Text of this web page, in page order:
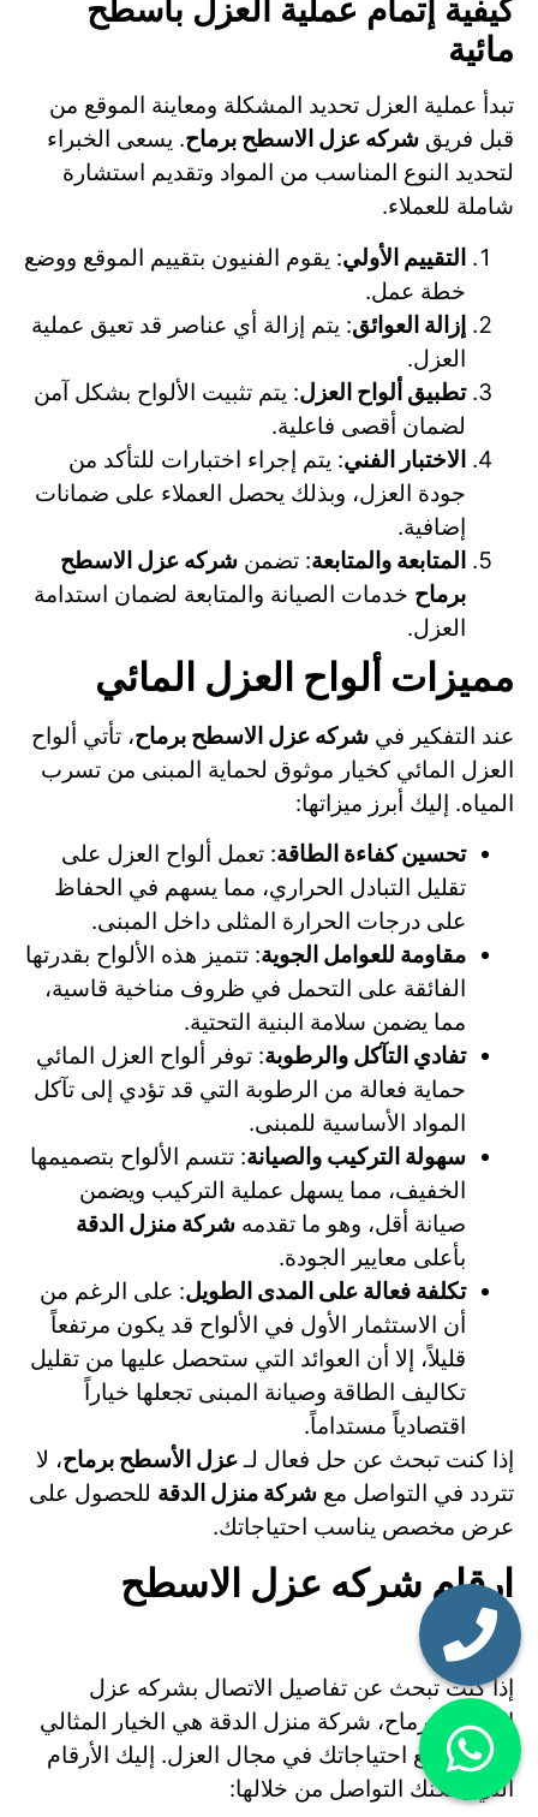
كيفية إتمام عملية العزل بأسطح
مائية
تبدأ عملية العزل تحديد المشكلة ومعاينة الموقع من
قبل فريق شركه عزل الاسطح برماح. يسعى الخبراء
لتحديد النوع المناسب من المواد وتقديم استشارة
شاملة للعملاء.
التقييم الأولي: يقوم الفنيون بتقييم الموقع ووضع
خطة عمل.
إزالة العوائق: يتم إزالة أي عناصر قد تعيق عملية
العزل.
تطبيق ألواح العزل: يتم تثبيت الألواح بشكل آمن
لضمان أقصى فاعلية.
الاختبار الفني: يتم إجراء اختبارات للتأكد من
جودة العزل، وبذلك يحصل العملاء على ضمانات
إضافية.
المتابعة والمتابعة: تضمن شركه عزل الاسطح
برماح خدمات الصيانة والمتابعة لضمان استدامة
العزل.
مميزات ألواح العزل المائي
عند التفكير في شركه عزل الاسطح برماح، تأتي ألواح
العزل المائي كخيار موثوق لحماية المبنى من تسرب
المياه. إليك أبرز ميزاتها:
تحسين كفاءة الطاقة: تعمل ألواح العزل على
تقليل التبادل الحراري، مما يسهم في الحفاظ
على درجات الحرارة المثلى داخل المبنى.
مقاومة للعوامل الجوية: تتميز هذه الألواح بقدرتها
الفائقة على التحمل في ظروف مناخية قاسية،
مما يضمن سلامة البنية التحتية.
تفادي التآكل والرطوبة: توفر ألواح العزل المائي
حماية فعالة من الرطوبة التي قد تؤدي إلى تآكل
المواد الأساسية للمبنى.
سهولة التركيب والصيانة: تتسم الألواح بتصميمها
الخفيف، مما يسهل عملية التركيب ويضمن
صيانة أقل، وهو ما تقدمه شركة منزل الدقة
بأعلى معايير الجودة.
تكلفة فعالة على المدى الطويل: على الرغم من
أن الاستثمار الأول في الألواح قد يكون مرتفعاً
قليلاً، إلا أن العوائد التي ستحصل عليها من تقليل
تكاليف الطاقة وصيانة المبنى تجعلها خياراً
اقتصادياً مستداماً.
إذا كنت تبحث عن حل فعال لـعزل الأسطح برماح، لا
تتردد في التواصل مع شركة منزل الدقة للحصول على
عرض مخصص يناسب احتياجاتك.
ارقام شركه عزل الاسطح
برماح
إذا كنت تبحث عن تفاصيل الاتصال بشركه عزل
الاسطح برماح، شركة منزل الدقة هي الخيار المثالي
لتلبية جميع احتياجاتك في مجال العزل. إليك الأرقام
التي يمكنك التواصل من خلالها: